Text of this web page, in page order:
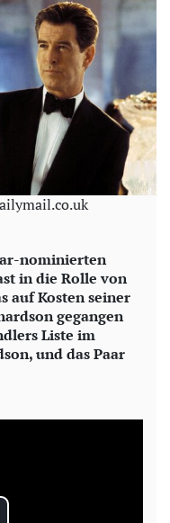
nominierten
in die Rolle von
auf Kosten seiner
gegangen
Liste im
und das Paar